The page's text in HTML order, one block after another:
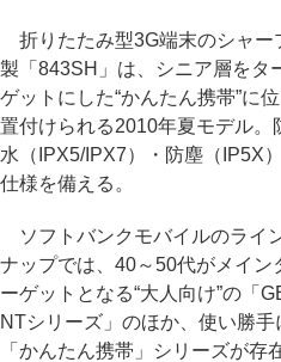
折りたたみ型3G端末のシャー
製「843SH」は、シニア層をタ
ゲットにした“かんたん携帯”に位
置付けられる2010年夏モデル。
水（IPX5/IPX7）・防塵（IP5X）
仕様を備える。
ソフトバンクモバイルのライ
ナップでは、40～50代がメイン
ーゲットとなる“大人向け”の「
NTシリーズ」のほか、使い勝
「かんたん携帯」シリーズが